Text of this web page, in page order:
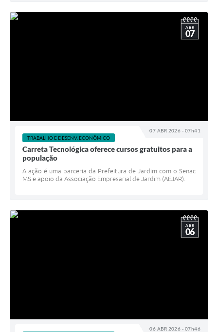
07 ABR 2026 - 07h41
ABR
07
TRABALHO E DESENV. ECONÔMICO
Carreta Tecnológica oferece cursos gratuitos para a
população
A ação é uma parceria da Prefeitura de Jardim com o Senac
MS e apoio da Associação Empresarial de Jardim (AEJAR).
06 ABR 2026 - 07h46
ABR
06